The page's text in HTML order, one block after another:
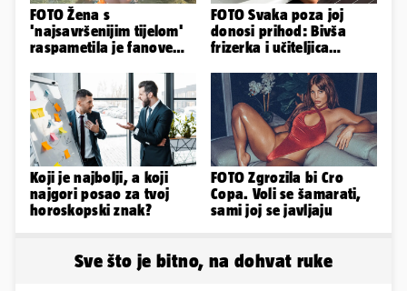
FOTO Žena s
'najsavršenijim tijelom'
raspametila je fanove
plićaka
FOTO Svaka poza joj
donosi prihod: Bivša
frizerka i učiteljica
Instagram
Koji je najbolji, a koji
najgori posao za tvoj
horoskopski znak?
FOTO Zgrozila bi Cro
Copa. Voli se šamarati,
sami joj se javljaju
Sve što je bitno, na dohvat ruke